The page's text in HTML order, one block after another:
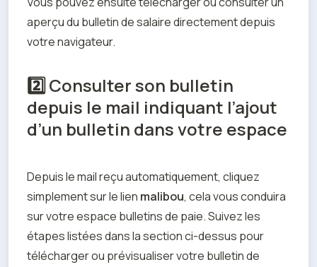
aperçu du bulletin de salaire directement depuis
votre navigateur.
2️⃣ Consulter son bulletin
depuis le mail indiquant l’ajout
d’un bulletin dans votre espace
Depuis le mail reçu automatiquement, cliquez
simplement sur le lien malibou, cela vous conduira
sur votre espace bulletins de paie. Suivez les
étapes listées dans la section ci-dessus pour
télécharger ou prévisualiser votre bulletin de